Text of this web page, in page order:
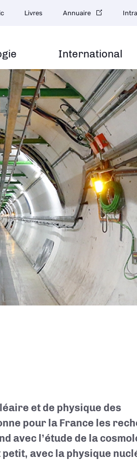
International
Livres Annuaire
et de physique des
pour la France les
avec l’étude de la
avec la physique